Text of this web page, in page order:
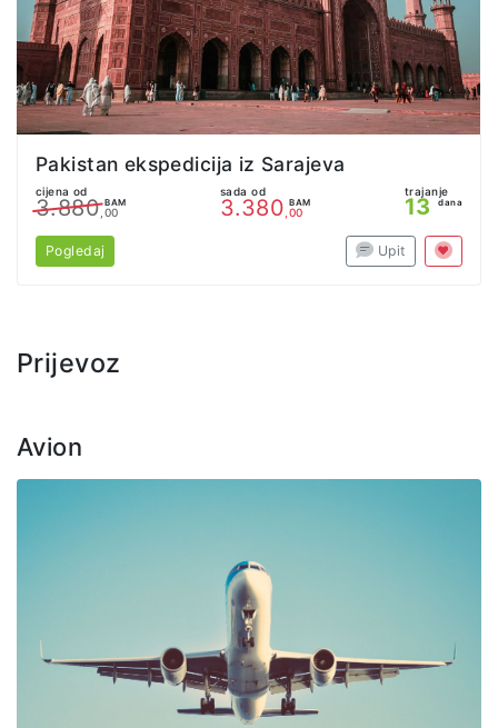
Pakistan ekspedicija iz Sarajeva
cijena od
3.880 BAM
,00
sada od
3.380 BAM
,00
trajanje
13 dana
Pogledaj Upit
Prijevoz
Avion